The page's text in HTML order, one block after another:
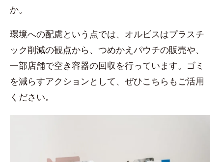
か。
環境への配慮という点では、オルビスはプラスチ
ック削減の観点から、つめかえパウチの販売や、
一部店舗で空き容器の回収を行っています。ゴミ
を減らすアクションとして、ぜひこちらもご活用
ください。